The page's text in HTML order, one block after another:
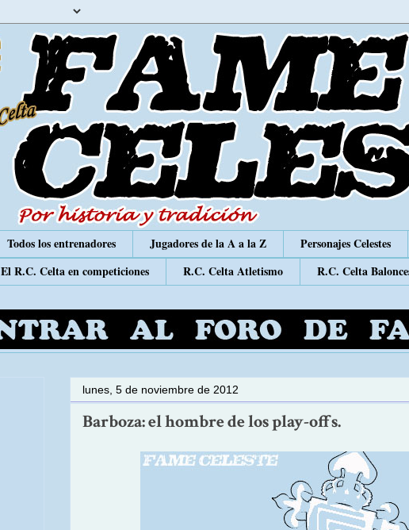
Todos los entrenadores Jugadores de la A a la Z Personajes Celestes
El R.C. Celta en competiciones R.C. Celta Atletismo R.C. Celta
lunes, 5 de noviembre de 2012
Barboza: el hombre de los play-offs.